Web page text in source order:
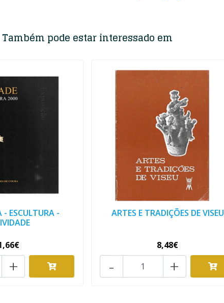
Também pode estar interessado em
- ESCULTURA -
+
ARTES E TRADIÇÕES DE VISEU
8,48€
+
-